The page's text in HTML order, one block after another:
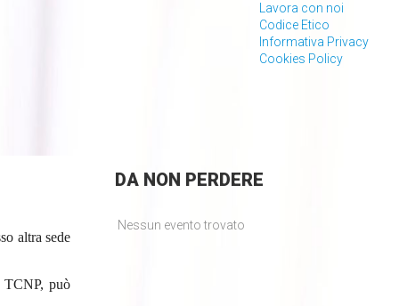
Lavora con noi
Codice Etico
Informativa Privacy
Cookies Policy
altra sede
TCNP, può
DANON PERDERE
Nessun evento trovato